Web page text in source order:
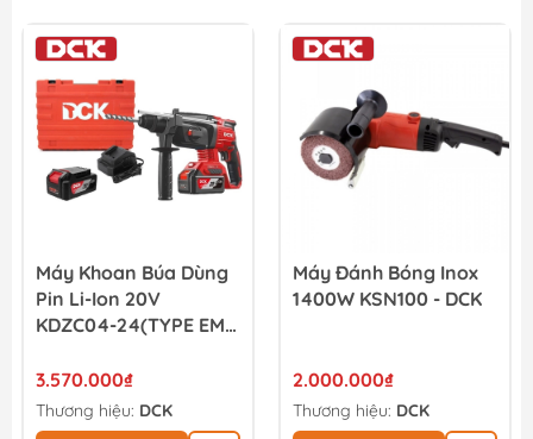
Máy Khoan Búa Dùng
Pin Li-Ion 20V
KDZC04-24(TYPE EM)
3.570.000₫
Thương hiệu: DCK
Máy Đánh Bóng Inox
1400W KSN100 - DCK
2.000.000₫
Thương hiệu: DCK